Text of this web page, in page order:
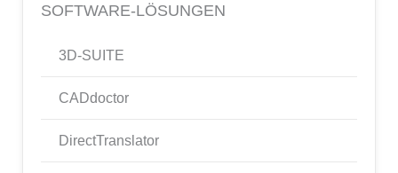
SOFTWARE-LÖSUNGEN
3D-SUITE
CADdoctor
DirectTranslator